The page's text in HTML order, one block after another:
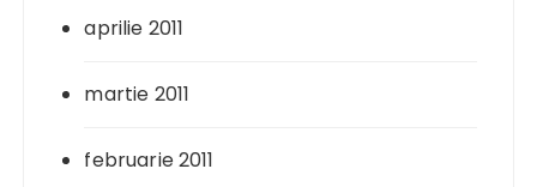
aprilie 2011
martie 2011
februarie 2011